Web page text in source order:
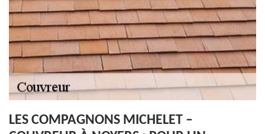
LES COMPAGNONS MICHELET –